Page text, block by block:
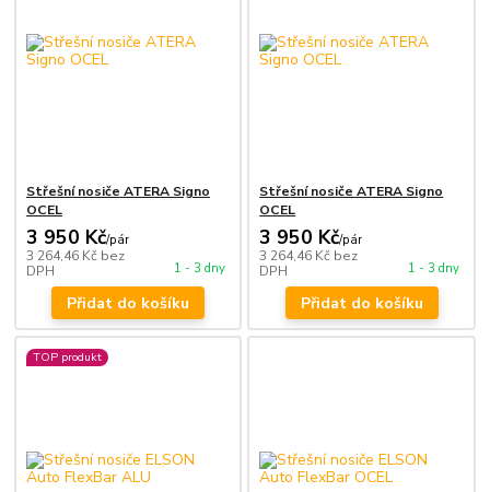
Střešní nosiče ATERA Signo
OCEL
3 950 Kč/pár
3 264,46 Kč bez
DPH
1 - 3 dny
Přidat do košíku
Střešní nosiče ATERA Signo
OCEL
3 950 Kč/pár
3 264,46 Kč bez
DPH
1 - 3 dny
Přidat do košíku
TOP produkt